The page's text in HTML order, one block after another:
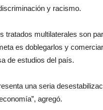
y racismo.
tratados multilaterales son
es doblegarlos y
de estudios del país.
una seria
agregó.